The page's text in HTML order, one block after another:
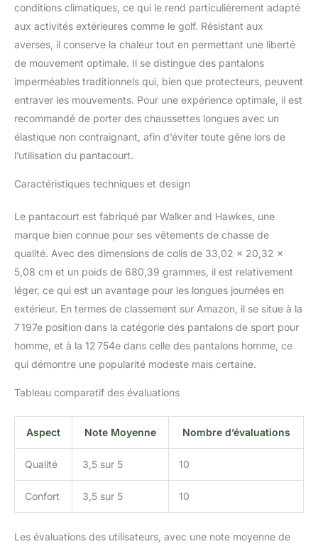
conditions climatiques, ce qui le rend particulièrement adapté
aux activités extérieures comme le golf. Résistant aux
averses, il conserve la chaleur tout en permettant une liberté
de mouvement optimale. Il se distingue des pantalons
imperméables traditionnels qui, bien que protecteurs, peuvent
entraver les mouvements. Pour une expérience optimale, il est
recommandé de porter des chaussettes longues avec un
élastique non contraignant, afin d’éviter toute gêne lors de
l’utilisation du pantacourt.
Caractéristiques techniques et design
Le pantacourt est fabriqué par Walker and Hawkes, une
marque bien connue pour ses vêtements de chasse de
qualité. Avec des dimensions de colis de 33,02 x 20,32 x
5,08 cm et un poids de 680,39 grammes, il est relativement
léger, ce qui est un avantage pour les longues journées en
extérieur. En termes de classement sur Amazon, il se situe à la
7 197e position dans la catégorie des pantalons de sport pour
homme, et à la 12 754e dans celle des pantalons homme, ce
qui démontre une popularité modeste mais certaine.
Tableau comparatif des évaluations
Aspect Note Moyenne Nombre d’évaluations
Qualité 3,5 sur 5 10
Confort 3,5 sur 5 10
Les évaluations des utilisateurs, avec une note moyenne de